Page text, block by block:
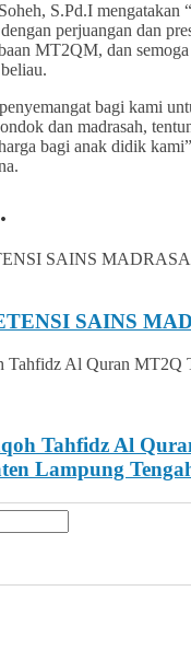
S.Pd.I mengatakan
perjuangan dan
MT2QM, dan
bagi kami
dan madrasah,
bagi anak didik
SAINS
Tahfidz Al
Lampung